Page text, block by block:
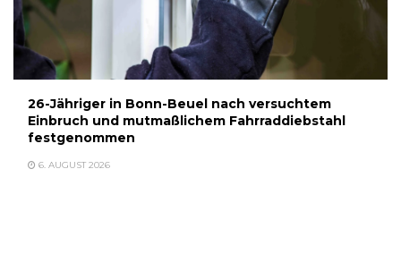
26-Jähriger in Bonn-Beuel nach versuchtem
Einbruch und mutmaßlichem Fahrraddiebstahl
festgenommen
6. AUGUST 2026